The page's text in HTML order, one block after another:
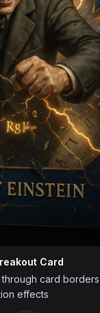
Card
card
effects